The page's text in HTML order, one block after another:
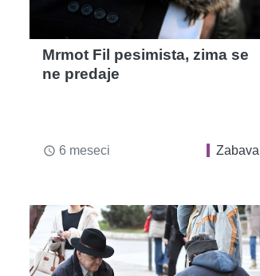
Mrmot Fil pesimista, zima se
ne predaje
access_time 6 meseci Zabava